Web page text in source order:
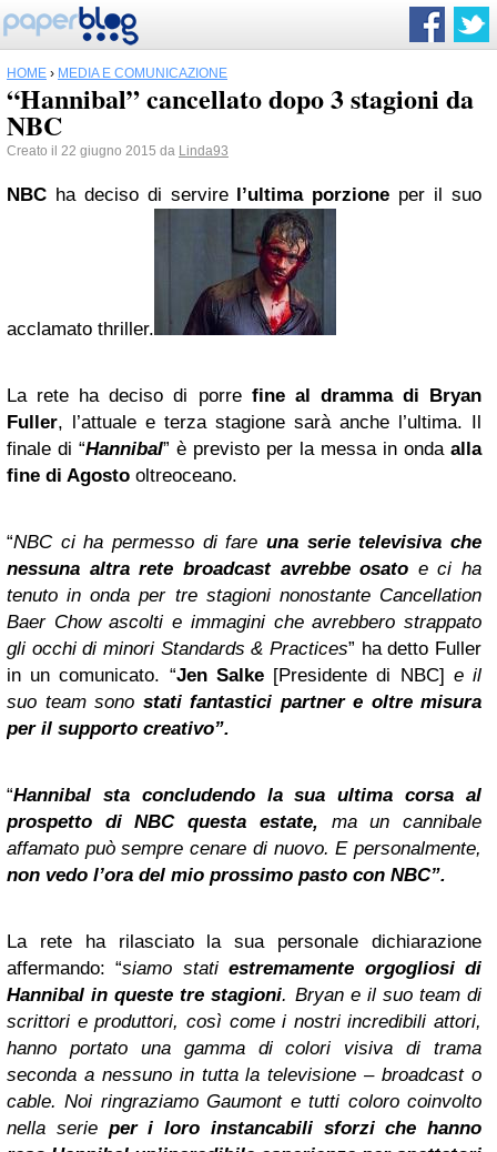
HOME › MEDIA E COMUNICAZIONE
“Hannibal” cancellato dopo 3 stagioni da
NBC
Creato il 22 giugno 2015 da Linda93
NBC ha deciso di servire l’ultima porzione per il suo
acclamato thriller.
La rete ha deciso di porre fine al dramma di Bryan
Fuller, l’attuale e terza stagione sarà anche l’ultima. Il
finale di “Hannibal” è previsto per la messa in onda alla
fine di Agosto oltreoceano.
“NBC ci ha permesso di fare una serie televisiva che
nessuna altra rete broadcast avrebbe osato e ci ha
tenuto in onda per tre stagioni nonostante Cancellation
Baer Chow ascolti e immagini che avrebbero strappato
gli occhi di minori Standards & Practices” ha detto Fuller
in un comunicato. “Jen Salke[Presidente di NBC] e il
suo team sono stati fantastici partner e oltre misura
per il supporto creativo”.
“Hannibal sta concludendo la sua ultima corsa al
prospetto di NBC questa estate, ma un cannibale
affamato può sempre cenare di nuovo. E personalmente,
non vedo l’ora del mio prossimo pasto con NBC”.
La rete ha rilasciato la sua personale dichiarazione
affermando: “siamo statiestremamente orgogliosi di
Hannibal in queste tre stagioni. Bryan e il suo team di
scrittori e produttori, così come i nostri incredibili attori,
hanno portato una gamma di colori visiva di trama
seconda a nessuno in tutta la televisione – broadcast o
cable. Noi ringraziamo Gaumont e tutti coloro coinvolto
nella serie per i loro instancabili sforzi che hanno